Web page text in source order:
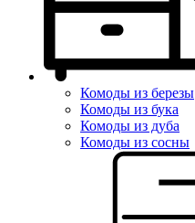
Комоды из березы
Комоды из бука
Комоды из дуба
Комоды из сосны